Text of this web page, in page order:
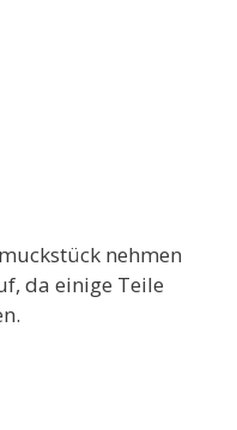
nehmen
da einige Teile